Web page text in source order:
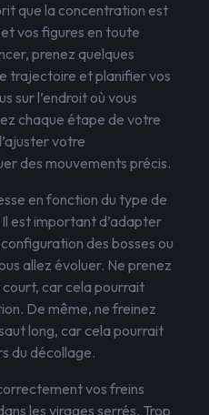
que la concentration est
vos figures en toute
prenez quelques
trajectoire et planifier vos
sur l’endroit où vous
chaque étape de votre
votre
des mouvements précis.
en fonction du type de
est important d’adapter
des bosses ou
allez évoluer. Ne prenez
court, car cela pourrait
De même, ne freinez
long, car cela pourrait
du décollage.
vos freins
les virages serrés. Trop